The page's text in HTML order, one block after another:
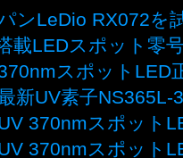
ンLeDio RX072を
載LEDスポット零
スポットLED
新UV素子NS365L-
370nmスポット
370nmスポット